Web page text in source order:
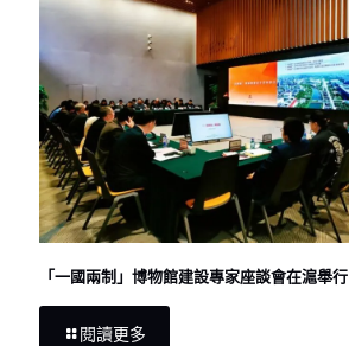
「一國兩制」博物館建設專家座談會在滬舉行
閱讀更多